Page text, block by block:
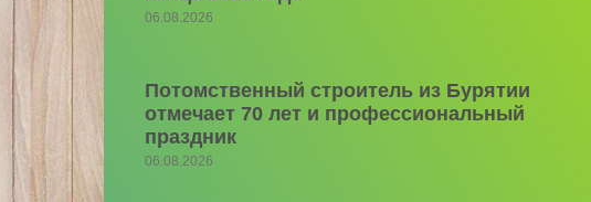
06.08.2026
Потомственный строитель из Бурятии
отмечает 70 лет и профессиональный
праздник
06.08.2026